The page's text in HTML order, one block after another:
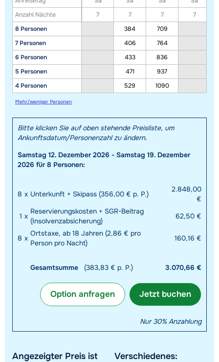
Anzahl Nächte
8 Personen
7 Personen
6 Personen
5 Personen
4 Personen
7
7 7
7
384
709
406
764
433
836
471
937
529
1090
Mehr/weniger Personen
Bitte klicken Sie auf oben stehende Preisliste, um
Ankunftsdatum/Personenzahl zu ändern.
Samstag 12. Dezember 2026 - Samstag 19. Dezember
2026 für 8 Personen:
8 x Unterkunft + Skipass (356,00 € p. P.)
2.848,00
€
1 x
Reservierungskosten + SGR-Beitrag
(Insolvenzabsicherung)
62,50 €
8 x
Ortstaxe, ab 18 Jahren (2,86 € pro
Person pro Nacht)
160,16 €
Gesamtsumme (383,83 € p. P.) 3.070,66 €
Jetzt buchen
Option anfragen
Nur 30% Anzahlung
Angezeigter Preis ist
Verschiedenes: